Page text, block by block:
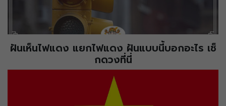
ฝันเห็นไฟแดง แยกไฟแดง ฝันแบบนี้บอกอะไร เช็
กดวงที่นี่